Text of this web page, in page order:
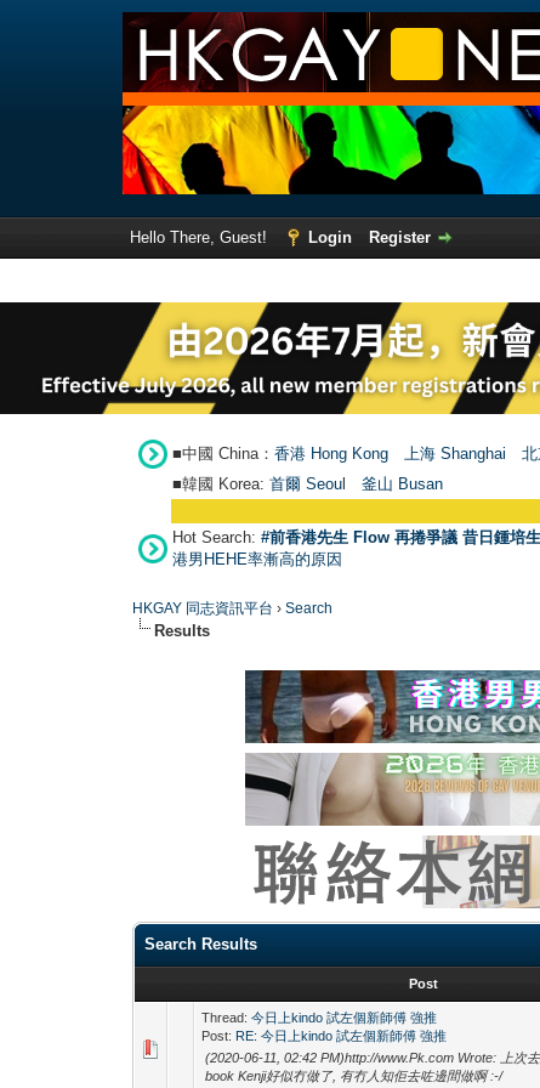
Hello There, Guest! Login
Register
■中國 China： 香港 Hong Kong 上海 Shanghai
■韓國 Korea: 首爾 Seou 釜山 Busan
Hot Search: #前香港先生 Flow 再捲爭議 昔日鍾培
港男HEHE率漸高的原因
HKGAY 同志資訊平台 ›Search
Results
Search Results
Post
Thread:今日上kindo 試左個新師傅 強推
Post: RE: 今日上kindo 試左個新師傅 強推
(2020-06-11, 02:42 PM)http://www.Pk.com Wrote: 上次
book Kenji好似冇做了, 有冇人知佢去咗邊間做啊 :-/